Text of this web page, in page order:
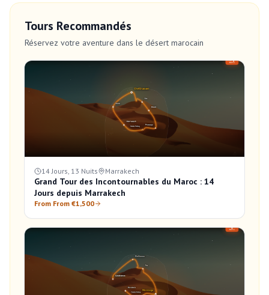
Tours Recommandés
Réservez votre aventure dans le désert marocain
14 Jours, 13 Nuits Marrakech
Grand Tour des Incontournables du Maroc : 14
Jours depuis Marrakech
From From €1,500